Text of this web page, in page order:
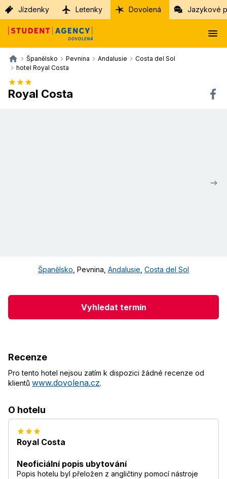
Jízdenky Letenky Dovolená Jazykové
Španělsko Pevnina Andalusie
Costa del Sol
hotel Royal Costa
Royal Costa
Španělsko Pevnina Andalusie Costa del Sol
Vyhledat termín
Recenze
Pro tento hotel nejsou zatím k dispozici žádné recenze od
klientů www.dovolena.cz.
O hotelu
Royal Costa
Neoficiální popis ubytování
Popis hotelu byl přeložen z angličtiny pomocí nástroje